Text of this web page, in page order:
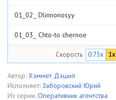
01_02_ Dlinnonosyy
01_03_ Chto-to chernoe
01_04_ Tumannye Harpery
01_05_ Gabriela
01_06_ Beglets s Chertova ostrova
Скорость 0.75x 1x
Автор: Хэммет Дэшил
Исполняет: Заборовский Юрий
Из серии: Оперативник агентства